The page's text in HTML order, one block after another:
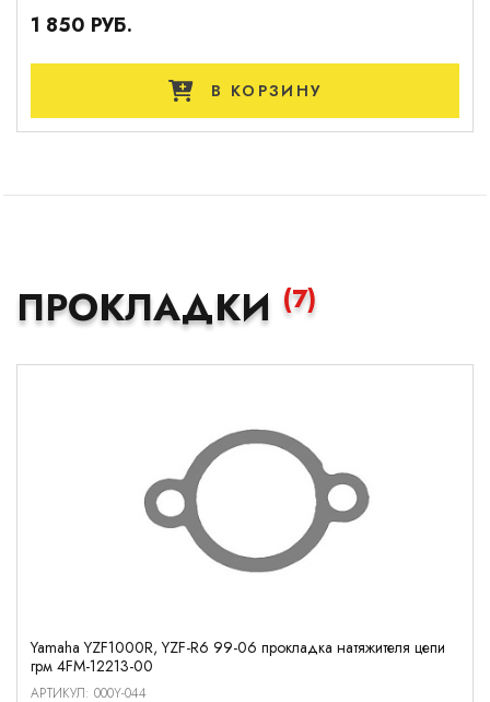
1 850 РУБ.
В КОРЗИНУ
ПРОКЛАДКИ (7)
Yamaha YZF1000R, YZF-R6 99-06 прокладка натяжителя цепи
грм 4FM-12213-00
АРТИКУЛ: 000Y-044